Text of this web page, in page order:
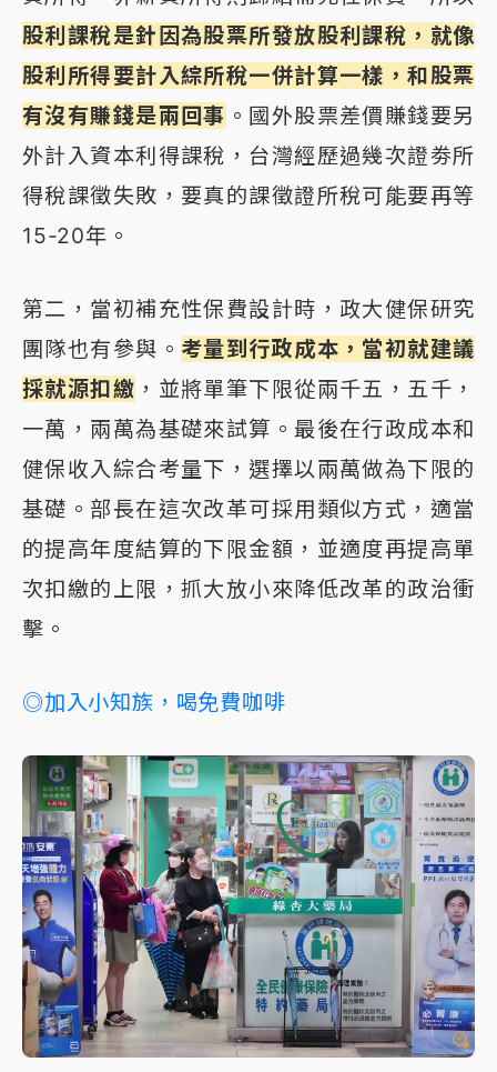
股利課稅是針因為股票所發放股利課稅，就像
股利所得要計入綜所稅一併計算一樣，和股票
有沒有賺錢是兩回事 。國外股票差價賺錢要另
外計入資本利得課稅，台灣經歷過幾次證劵所
得稅課徵失敗，要真的課徵證所稅可能要再等
15-20年。
第二，當初補充性保費設計時，政大健保研究
團隊也有參與。 考量到行政成本，當初就建議
採就源扣繳 ，並將單筆下限從兩千五，五千，
一萬，兩萬為基礎來試算。最後在行政成本和
健保收入綜合考量下，選擇以兩萬做為下限的
基礎。部長在這次改革可採用類似方式，適當
的提高年度結算的下限金額，並適度再提高單
次扣繳的上限，抓大放小來降低改革的政治衝
擊。
◎加入小知族，喝免費咖啡